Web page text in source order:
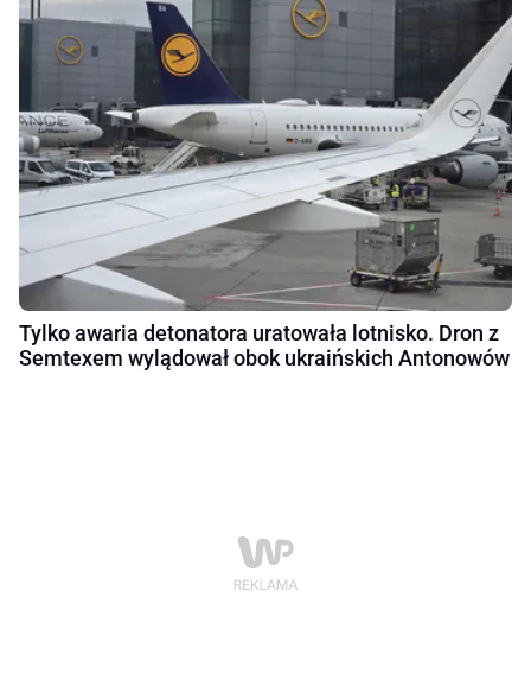
Tylko awaria detonatora uratowała lotnisko. Dron z
Semtexem wylądował obok ukraińskich Antonowów